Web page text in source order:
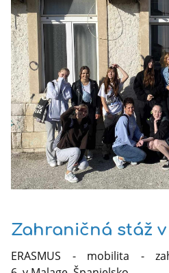
Zahraničná stáž v
ERASMUS - mobilita -